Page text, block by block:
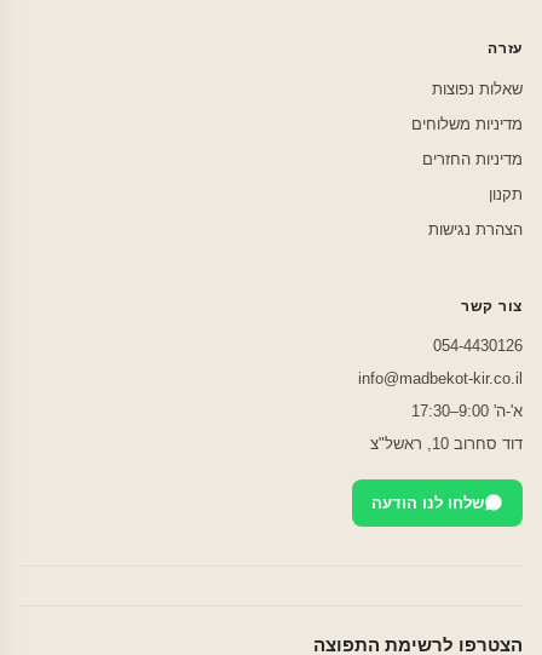
עזרה
שאלות נפוצות
מדיניות משלוחים
מדיניות החזרים
תקנון
הצהרת נגישות
צור קשר
054-4430126
info@madbekot-kir.co.il
א'-ה' 9:00–17:30
דוד סחרוב 10, ראשל"צ
שלחו לנו הודעה
הצטרפו לרשימת התפוצה